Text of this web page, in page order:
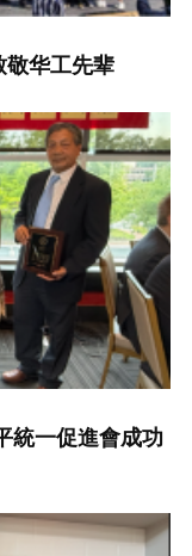
敬华工先辈
統一促進會成功